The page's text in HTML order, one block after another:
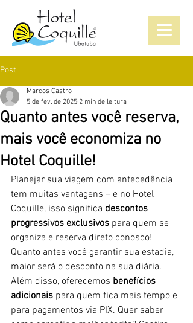
Post
Quanto antes você reserva,
mais você economiza no
Hotel Coquille!
Marcos Castro
5 de fev. de 2025 2 min de leitura
Planejar sua viagem com antecedência
tem muitas vantagens – e no Hotel
Coquille, isso significa descontos
progressivos exclusivos para quem se
organiza e reserva direto conosco!
Quanto antes você garantir sua estadia,
maior será o desconto na sua diária.
Além disso, oferecemos benefícios
adicionais para quem fica mais tempo e
para pagamentos via PIX. Quer saber